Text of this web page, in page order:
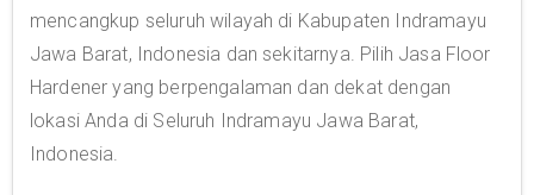
mencangkup seluruh wilayah di Kabupaten Indramayu
Jawa Barat, Indonesia dan sekitarnya. Pilih Jasa Floor
Hardener yang berpengalaman dan dekat dengan
lokasi Anda di Seluruh Indramayu Jawa Barat,
Indonesia.